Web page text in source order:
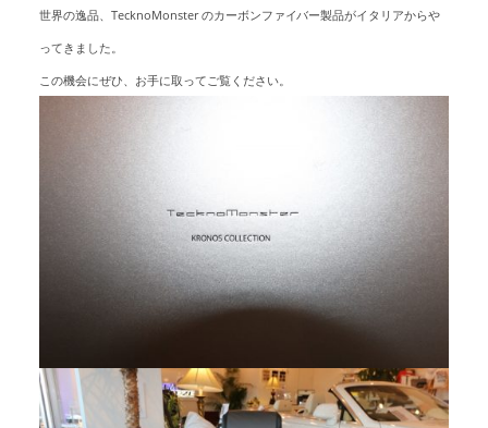
世界の逸品、TecknoMonster のカーボンファイバー製品がイタリアからや
ってきました。
この機会にぜひ、お手に取ってご覧ください。